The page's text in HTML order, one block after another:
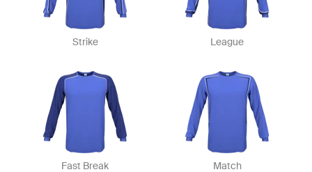
Strike League
Fast Break Match